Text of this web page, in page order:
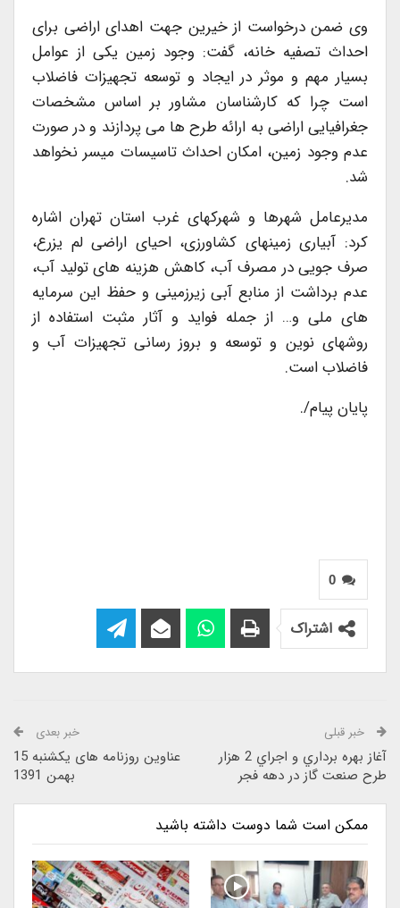
وی ضمن درخواست از خیرین جهت اهدای اراضی برای
احداث تصفیه خانه، گفت: وجود زمین یکی از عوامل
بسیار مهم و موثر در ایجاد و توسعه تجهیزات فاضلاب
است چرا که کارشناسان مشاور بر اساس مشخصات
جغرافیایی اراضی به ارائه طرح ها می پردازند و در صورت
عدم وجود زمین، امکان احداث تاسیسات میسر نخواهد
شد.
مدیرعامل شهرها و شهرکهای غرب استان تهران اشاره
کرد: آبیاری زمینهای کشاورزی، احیای اراضی لم یزرع،
صرف جویی در مصرف آب، کاهش هزینه های تولید آب،
عدم برداشت از منابع آبی زیرزمینی و حفظ این سرمایه
های ملی و… از جمله فواید و آثار مثبت استفاده از
روشهای نوین و توسعه و بروز رسانی تجهیزات آب و
فاضلاب است.
پایان پیام/.
0
اشتراک
خبر قبلی
آغاز بهره برداري و اجراي 2 هزار
طرح صنعت گاز در دهه فجر
خبر بعدی
عناوین روزنامه های یکشنبه 15
بهمن 1391
ممکن است شما دوست داشته باشید